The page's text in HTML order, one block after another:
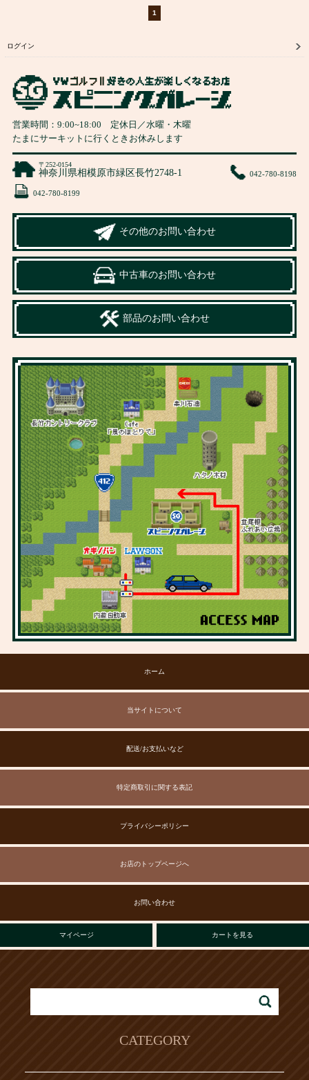
1
ログイン
営業時間： 9:00~18:00 定休日／水曜・木曜
たまにサーキットに行くときお休みします
〒252-0154
神奈川県相模原市緑区長竹2748-1 042-780-8198
042-780-8199
その他のお問い合わせ
中古車のお問い合わせ
部品のお問い合わせ
ホーム
当サイトについて
配送/お支払いなど
特定商取引に関する表記
プライバシーポリシー
お店のトップページへ
お問い合わせ
マイページ カートを見る
CATEGORY